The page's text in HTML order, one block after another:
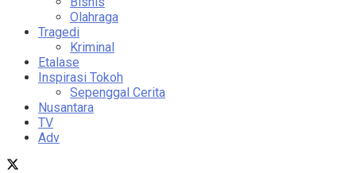
Olahraga
Tragedi
Kriminal
Etalase
Inspirasi Tokoh
Sepenggal Cerita
Nusantara
TV
Adv